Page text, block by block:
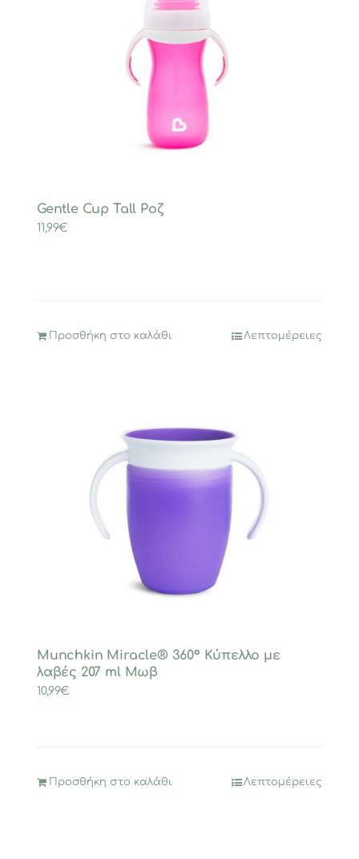
Gentle Cup Tall Ροζ
11,99€
Προσθήκη στο καλάθι Λεπτομέρειες
Munchkin Miracle® 360° Κύπελλο με
λαβές 207 ml Μωβ
10,99€
Προσθήκη στο καλάθι Λεπτομέρειες